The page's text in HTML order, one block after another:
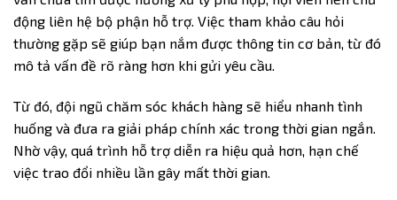
động liên hệ bộ phận hỗ trợ. Việc tham khảo câu hỏi
thường gặp sẽ giúp bạn nắm được thông tin cơ bản, từ đó
mô tả vấn đề rõ ràng hơn khi gửi yêu cầu.
Từ đó, đội ngũ chăm sóc khách hàng sẽ hiểu nhanh tình
huống và đưa ra giải pháp chính xác trong thời gian ngắn.
Nhờ vậy, quá trình hỗ trợ diễn ra hiệu quả hơn, hạn chế
việc trao đổi nhiều lần gây mất thời gian.